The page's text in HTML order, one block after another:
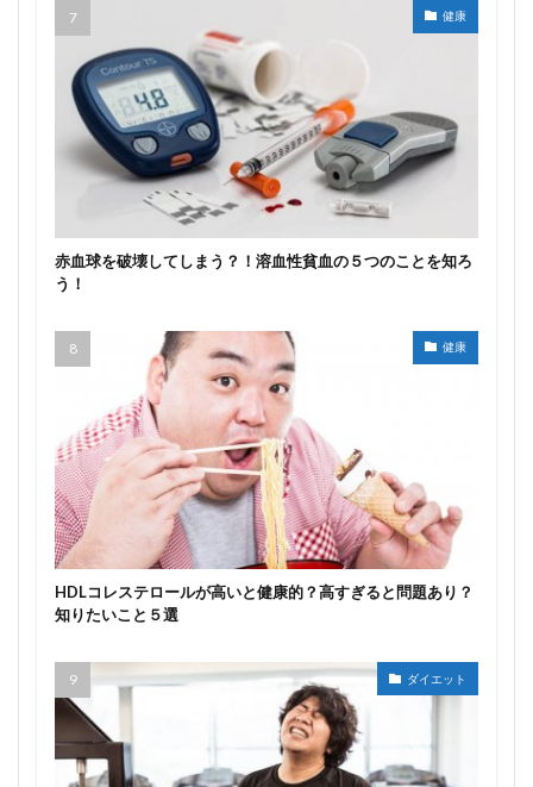
健康
赤血球を破壊してしまう？！溶血性貧血の５つのことを知ろ
う！
健康
HDLコレステロールが高いと健康的？高すぎると問題あり？
知りたいこと５選
ダイエット